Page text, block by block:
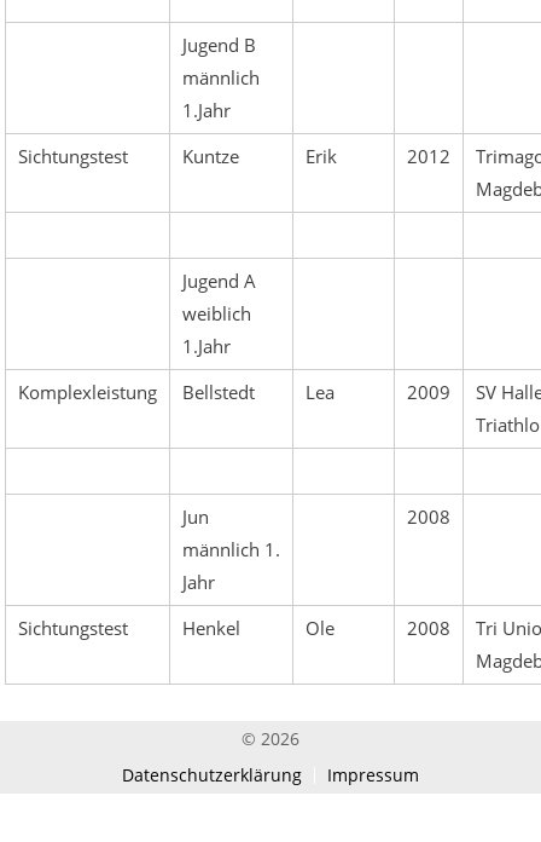
Jugend B
männlich
1.Jahr
Sichtungstest
Kuntze Erik 2012
Jugend A
weiblich
1.Jahr
Komplexleistung
Bellstedt Lea 2009
SV
Jun
männlich 1.
Jahr
2008
Sichtungstest Henkel Ole 2008
Tri
© 2026
Datenschutzerklärung
Impressum